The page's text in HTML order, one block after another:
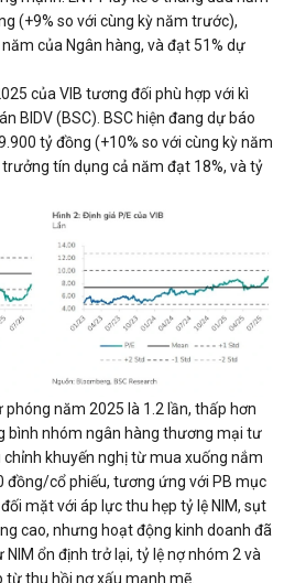
(+9% so với cùng kỳ năm trước),
của Ngân hàng, và đạt 51% dự
của VIB tương đối phù hợp với kì
BIDV (BSC). BSC hiện đang dự báo
tỷ đồng (+10% so với cùng kỳ năm
tín dụng cả năm đạt 18%, và tỷ
năm 2025 là 1.2 lần, thấp hơn
bình nhóm ngân hàng thương mại tư
chỉnh khuyến nghị từ mua xuống nắm
đồng/cổ phiếu, tương ứng với PB mục
mặt với áp lực thu hẹp tỷ lệ NIM, sụt
cao, nhưng hoạt động kinh doanh đã
ổn định trở lại, tỷ lệ nợ nhóm 2 và
thu hồi nợ xấu mạnh mẽ.